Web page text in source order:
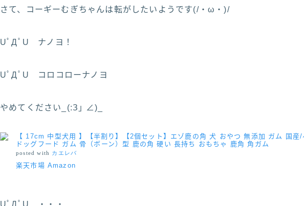
さて、コーギーむぎちゃんは転がしたいようです(/・ω・)/
UﾟДﾟU ナノヨ！
UﾟДﾟU コロコローナノヨ
やめてください_(:З｣ ∠)_
【 17cm 中型犬用 】【半割り】【2個セット】エゾ鹿の角 犬 おやつ 無添加 ガム 国産
ドッグフード ガム 骨（ボーン）型 鹿の角 硬い 長持ち おもちゃ 鹿角 角ガム
posted with カエレバ
楽天市場 Amazon
UﾟДﾟU ・・・